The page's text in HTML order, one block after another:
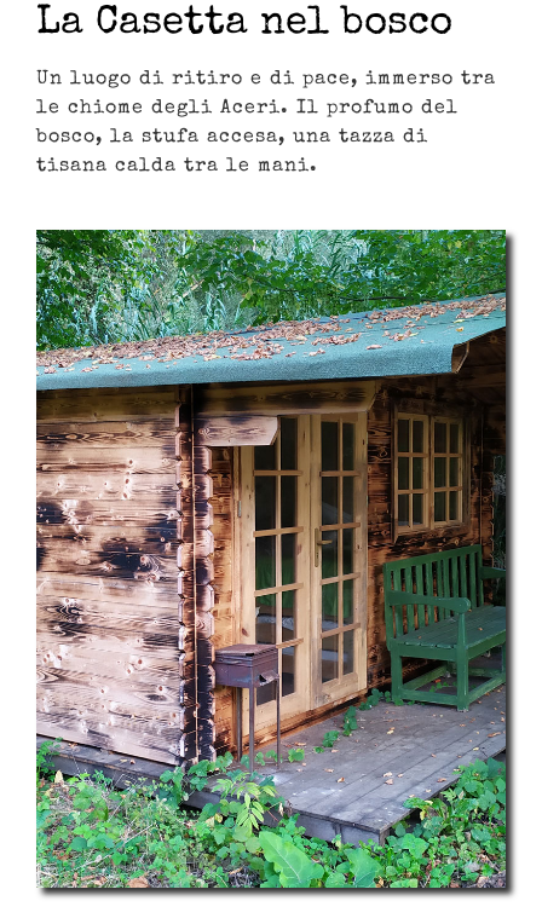
La Casetta nel bosco
Un luogo di ritiro e di pace, immerso tra
le chiome degli Aceri. Il profumo del
bosco, la stufa accesa, una tazza di
tisana calda tra le mani.